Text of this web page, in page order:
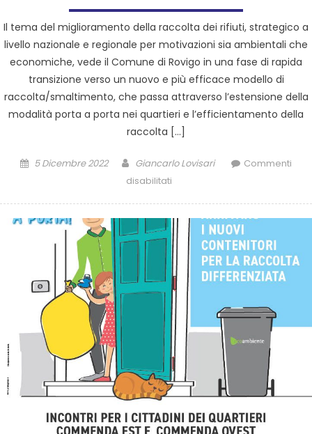
Il tema del miglioramento della raccolta dei rifiuti, strategico a
livello nazionale e regionale per motivazioni sia ambientali che
economiche, vede il Comune di Rovigo in una fase di rapida
transizione verso un nuovo e più efficace modello di
raccolta/smaltimento, che passa attraverso l’estensione della
modalità porta a porta nei quartieri e l’efficientamento della
raccolta […]
5 Dicembre 2022 Giancarlo Lovisari
Commenti
disabilitati